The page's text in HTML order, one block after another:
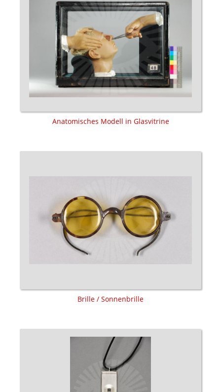
Anatomisches Modell in Glasvitrine
Brille / Sonnenbrille